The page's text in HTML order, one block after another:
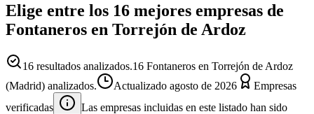
Elige entre los 16 mejores empresas de
Fontaneros en Torrejón de Ardoz
16 resultados analizados.16 Fontaneros en Torrejón de Ardoz
(Madrid) analizados.
Actualizado agosto de 2026
Empresas
verificadas
Las empresas incluidas en este listado han sido